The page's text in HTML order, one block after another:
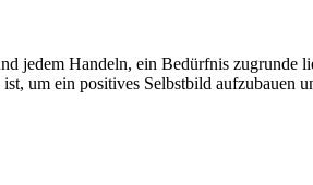
jedem Handeln, ein Bedürfnis zugrunde
um ein positives Selbstbild aufzubauen